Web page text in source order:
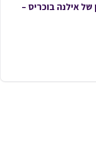
אילנה בוכריס –